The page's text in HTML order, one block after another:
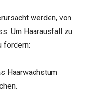
werden, von
Um Haarausfall zu
fördern:
Haarwachstum